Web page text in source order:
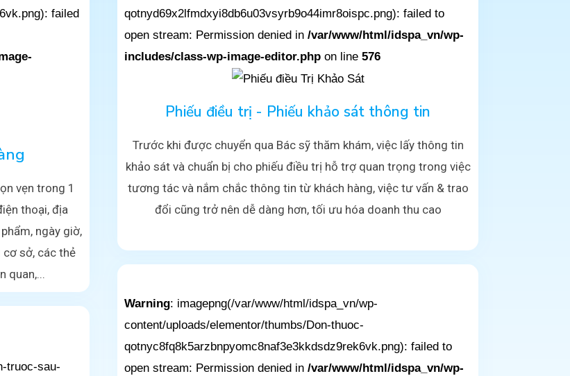
failed
vẹn trong 1
thoại, địa
ngày giờ,
sở, các thẻ
quan,...
truoc-sau-
qotnyd69x2lfmdxyi8db6u03vsyrb9o44imr8oispc.png): failed to
open stream: Permission denied in /var/www/html/idspa_vn/wp-
includes/class-wp-image-editor.php on line 576
Phiếu điều trị - Phiếu khảo sát thông tin
Trước khi được chuyển qua Bác sỹ thăm khám, việc lấy thông tin
khảo sát và chuẩn bị cho phiếu điều trị hỗ trợ quan trọng trong việc
tương tác và nắm chắc thông tin từ khách hàng, việc tư vấn & trao
đổi cũng trở nên dễ dàng hơn, tối ưu hóa doanh thu cao
Warning: imagepng(/var/www/html/idspa_vn/wp-
content/uploads/elementor/thumbs/Don-thuoc-
qotnyc8fq8k5arzbnpyomc8naf3e3kkdsdz9rek6vk.png): failed to
open stream: Permission denied in /var/www/html/idspa_vn/wp-